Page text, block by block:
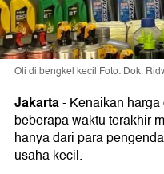
Oli di bengkel kecil Foto: Dok.
Jakarta-Kenaikan
beberapa waktu terakhir
hanya dari para
usaha kecil.